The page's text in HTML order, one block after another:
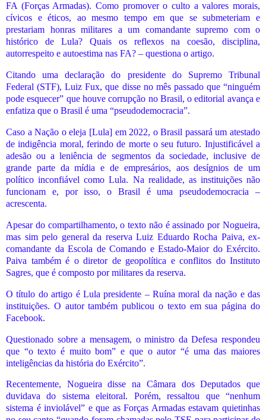
FA (Forças Armadas). Como promover o culto a valores morais,
cívicos e éticos, ao mesmo tempo em que se submeteriam e
prestariam honras militares a um comandante supremo com o
histórico de Lula? Quais os reflexos na coesão, disciplina,
autorrespeito e autoestima nas FA? – questiona o artigo.
Citando uma declaração do presidente do Supremo Tribunal
Federal (STF), Luiz Fux, que disse no mês passado que “ninguém
pode esquecer” que houve corrupção no Brasil, o editorial avança e
enfatiza que o Brasil é uma “pseudodemocracia”.
Caso a Nação o eleja [Lula] em 2022, o Brasil passará um atestado
de indigência moral, ferindo de morte o seu futuro. Injustificável a
adesão ou a leniência de segmentos da sociedade, inclusive de
grande parte da mídia e de empresários, aos desígnios de um
político inconfiável como Lula. Na realidade, as instituições não
funcionam e, por isso, o Brasil é uma pseudodemocracia –
acrescenta.
Apesar do compartilhamento, o texto não é assinado por Nogueira,
mas sim pelo general da reserva Luiz Eduardo Rocha Paiva, ex-
comandante da Escola de Comando e Estado-Maior do Exército.
Paiva também é o diretor de geopolítica e conflitos do Instituto
Sagres, que é composto por militares da reserva.
O título do artigo é Lula presidente – Ruína moral da nação e das
instituições. O autor também publicou o texto em sua página do
Facebook.
Questionado sobre a mensagem, o ministro da Defesa respondeu
que “o texto é muito bom” e que o autor “é uma das maiores
inteligências da história do Exército”.
Recentemente, Nogueira disse na Câmara dos Deputados que
duvidava do sistema eleitoral. Porém, ressaltou que “nenhum
sistema é inviolável” e que as Forças Armadas estavam quietinhas